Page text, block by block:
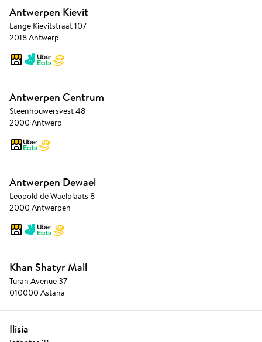
Antwerpen Kievit
Lange Kievitstraat 107
2018 Antwerp
Antwerpen Centrum
Steenhouwersvest 48
2000 Antwerp
Antwerpen Dewael
Leopold de Waelplaats 8
2000 Antwerpen
Khan Shatyr Mall
Turan Avenue 37
010000 Astana
Ilisia